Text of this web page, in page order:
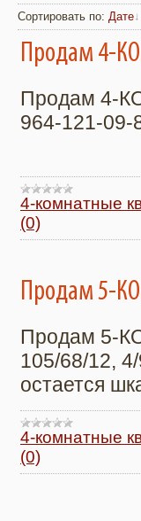
Сортировать по: Дате
Продам 4-
Продам 4-
964-121-09-
4-комнатные
(0)
Продам 5-
Продам 5-
105/68/12,
остается
4-комнатные
(0)